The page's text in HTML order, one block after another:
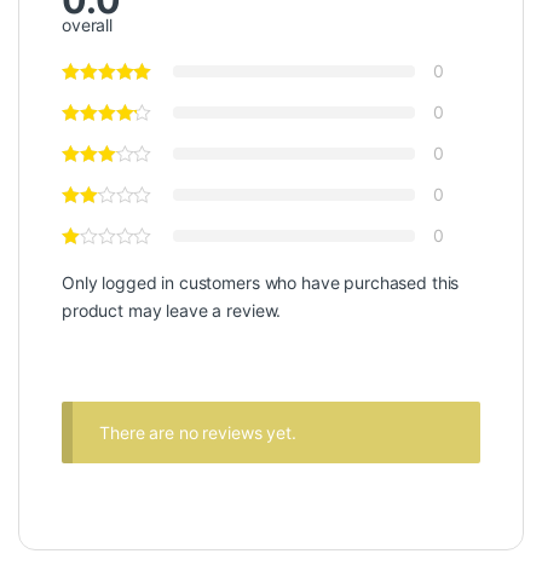
overall
0
0
0
0
0
Only logged in customers who have purchased this
product may leave a review.
There are no reviews yet.